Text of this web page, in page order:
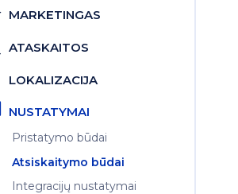
MARKETINGAS
ATASKAITOS
LOKALIZACIJA
NUSTATYMAI
Pristatymo būdai
Atsiskaitymo būdai
Integracijų nustatymai